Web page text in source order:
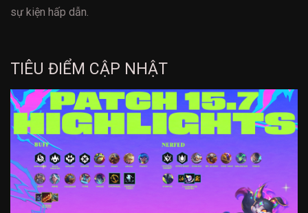
sự kiện hấp dẫn.
TIÊU ĐIỂM CẬP NHẬT